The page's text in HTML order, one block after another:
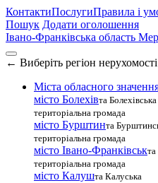
КонтактиПослугиПравила і
Пошук Додати оголошення
Івано-Франківська область
← Виберіть регіон нерухомості
Міста обласного
місто Болехівта Болехівська
територіальна громада
місто Бурштинта
територіальна громада
місто Івано-Франківськта
територіальна громада
місто Калушта Калуська